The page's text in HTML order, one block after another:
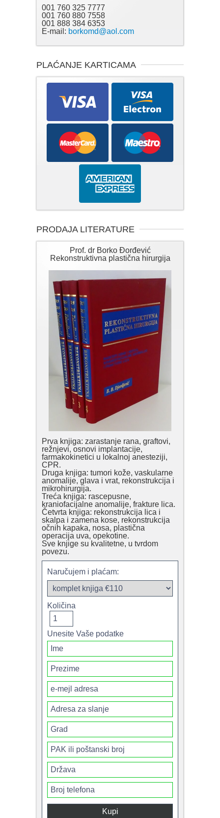
001 760 325 7777
001 760 880 7558
001 888 384 6353
E-mail: borkomd@aol.com
PLAĆANJE KARTICAMA
PRODAJA LITERATURE
Prof. dr Borko Đorđević
Rekonstruktivna plastična hirurgija
Prva knjiga: zarastanje rana, graftovi,
režnjevi, osnovi implantacije,
farmakokinetici u lokalnoj anesteziji,
CPR.
Druga knjiga: tumori kože, vaskularne
anomalije, glava i vrat, rekonstrukcija i
mikrohirurgija.
Treća knjiga: rascepusne,
kraniofacijalne anomalije, frakture lica.
Četvrta knjiga: rekonstrukcija lica i
skalpa i zamena kose, rekonstrukcija
očnih kapaka, nosa, plastična
operacija uva, opekotine.
Sve knjige su kvalitetne, u tvrdom
povezu.
Naručujem i plaćam:
Količina
Unesite Vaše podatke